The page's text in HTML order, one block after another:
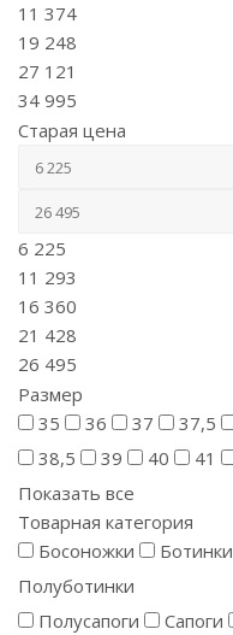
11 374
19 248
27 121
34 995
Старая цена
6 225
11 293
16 360
21 428
26 495
Размер
35
36 37 37,5
38,5
39 40 41
Показать все
Товарная категория
Босоножки
Ботинки
Полуботинки
Полусапоги
Сапоги